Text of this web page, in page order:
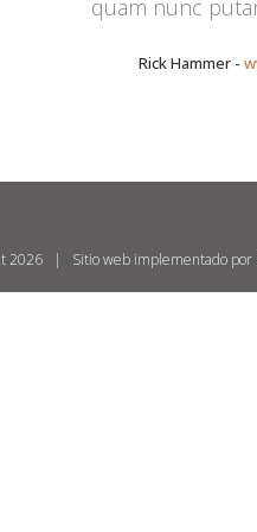
quam nunc
Rick Hammer -
2026 | Sitio web implementado por